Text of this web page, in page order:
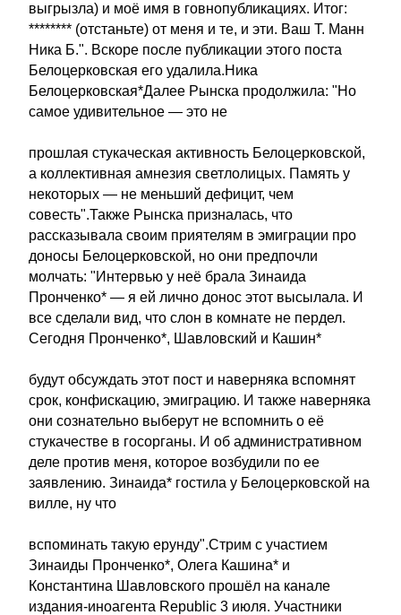
выгрызла) и моё имя в говнопубликациях. Итог:
******** (отстаньте) от меня и те, и эти. Ваш Т. Манн
Ника Б.". Вскоре после публикации этого поста
Белоцерковская его удалила.Ника
Белоцерковская*Далее Рынска продолжила: "Но
самое удивительное — это не
прошлая стукаческая активность Белоцерковской,
а коллективная амнезия светлолицых. Память у
некоторых — не меньший дефицит, чем
совесть".Также Рынска призналась, что
рассказывала своим приятелям в эмиграции про
доносы Белоцерковской, но они предпочли
молчать: "Интервью у неё брала Зинаида
Пронченко* — я ей лично донос этот высылала. И
все сделали вид, что слон в комнате не пердел.
Сегодня Пронченко*, Шавловский и Кашин*
будут обсуждать этот пост и наверняка вспомнят
срок, конфискацию, эмиграцию. И также наверняка
они сознательно выберут не вспомнить о её
стукачестве в госорганы. И об административном
деле против меня, которое возбудили по ее
заявлению. Зинаида* гостила у Белоцерковской на
вилле, ну что
вспоминать такую ерунду".Стрим с участием
Зинаиды Пронченко*, Олега Кашина* и
Константина Шавловского прошёл на канале
издания-иноагента Republic 3 июля. Участники